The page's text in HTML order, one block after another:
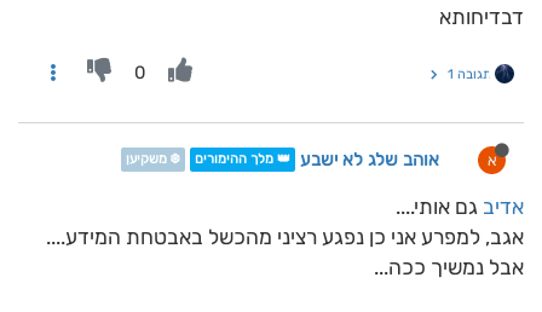
דבדיחותא
תגובה 1 0
א אוהב שלג לא ישבע 👑 מלך ההימורים ❄️ משקיען
אדיב גם אותי....
אגב, למפרע אני כן נפגע רציני מהכשל באבטחת המידע....
אבל נמשיך ככה...